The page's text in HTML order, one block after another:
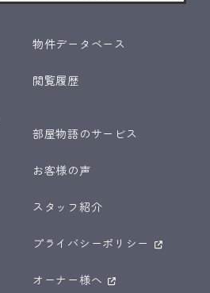
物件データベース
閲覧履歴
部屋物語のサービス
お客様の声
スタッフ紹介
プライバシーポリシー
オーナー様へ